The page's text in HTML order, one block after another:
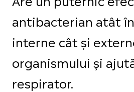
antibacterian atât
interne cât și
organismului și
respirator.